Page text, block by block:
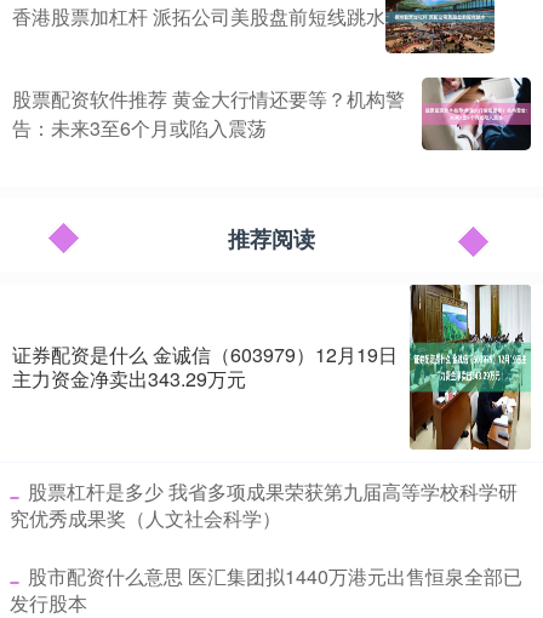
香港股票加杠杆 派拓公司美股盘前短线跳水
股票配资软件推荐 黄金大行情还要等？机构警
告：未来3至6个月或陷入震荡
推荐阅读
证券配资是什么 金诚信（603979）12月19日
主力资金净卖出343.29万元
​股票杠杆是多少 我省多项成果荣获第九届高等学校科学研
究优秀成果奖（人文社会科学）
​股市配资什么意思 医汇集团拟1440万港元出售恒泉全部已
发行股本